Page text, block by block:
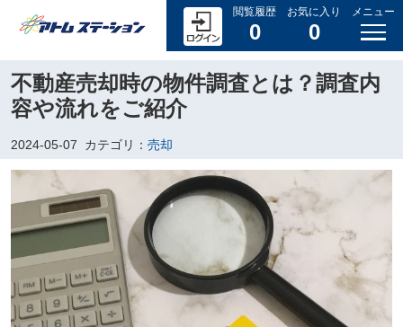
閲覧履歴
0
お気に入り
0
メニュー
不動産売却時の物件調査とは？調査内
容や流れをご紹介
2024-05-07 カテゴリ： 売却